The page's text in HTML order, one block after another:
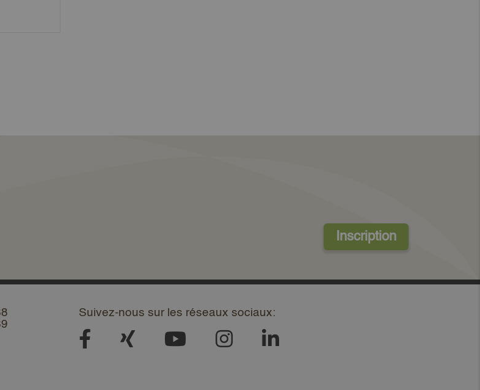
Inscription
Suivez-nous sur les réseaux sociaux: